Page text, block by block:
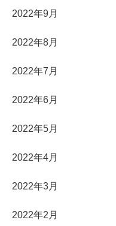
2022年9月
2022年8月
2022年7月
2022年6月
2022年5月
2022年4月
2022年3月
2022年2月